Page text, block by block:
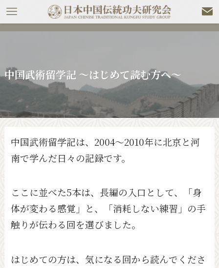
中国武術留学記 〜はじめて読む方へ〜
中国武術留学記は、2004〜2010年に北京と河
南で学んだ日々の記録です。
ここに並べた5本は、長編の入口として、「身
体が変わる感覚」と、「消耗しない練習」の手
触りが伝わる回を選びました。
はじめての方は、気になる回から読んでくださ